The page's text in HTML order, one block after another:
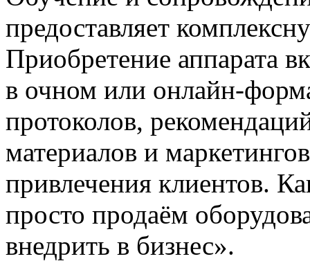
предоставляет
Приобретение аппарата
в очном или
протоколов,
материалов и
привлечения клиентов.
просто продаём
внедрить в бизнес».